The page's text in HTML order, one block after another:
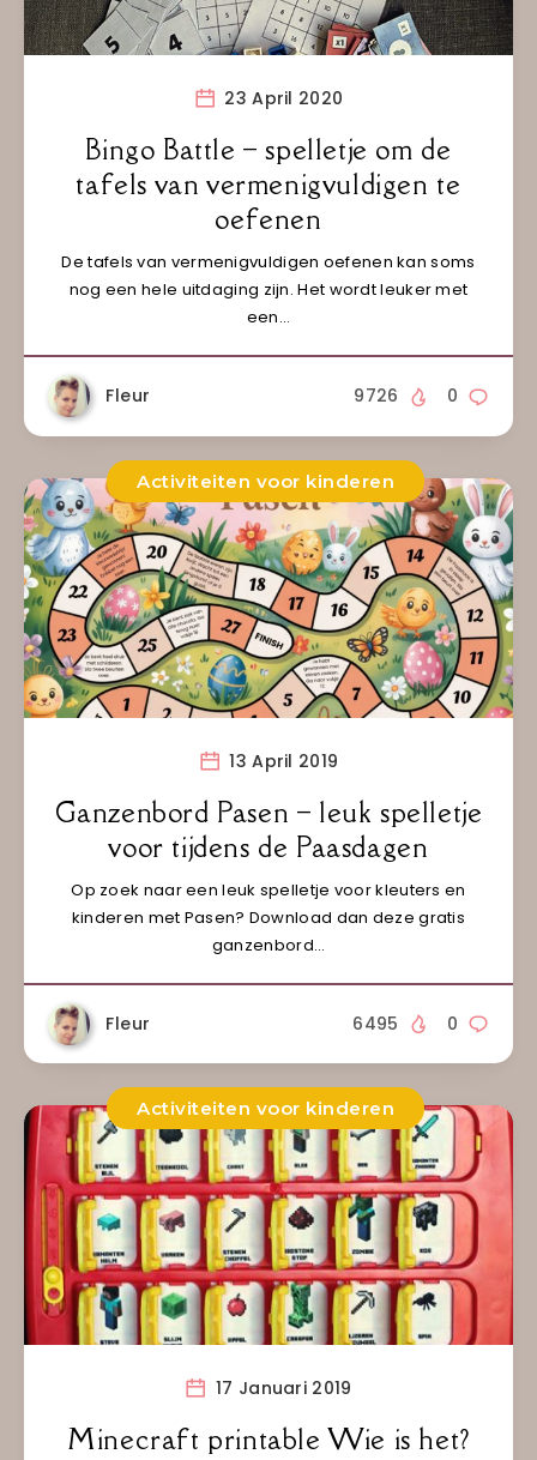
23 April 2020
Bingo Battle – spelletje om de
tafels van vermenigvuldigen te
oefenen
De tafels van vermenigvuldigen oefenen kan soms
nog een hele uitdaging zijn. Het wordt leuker met
een…
Fleur 0
9726
Activiteiten voor kinderen
13 April 2019
Ganzenbord Pasen – leuk spelletje
voor tijdens de Paasdagen
Op zoek naar een leuk spelletje voor kleuters en
kinderen met Pasen? Download dan deze gratis
ganzenbord…
Fleur 0
6495
Activiteiten voor kinderen
17 Januari 2019
Minecraft printable Wie is het?